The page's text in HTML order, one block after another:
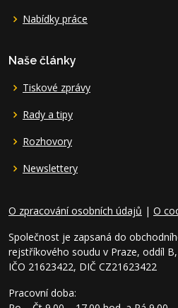
Nabídky práce
Naše články
Tiskové zprávy
Rady a tipy
Rozhovory
Newslettery
O zpracování osobních údajů | O
Společnost je zapsaná do
rejstříkového soudu v Praze, oddíl
IČO 21623422, DIČ CZ21623422
Pracovní doba: